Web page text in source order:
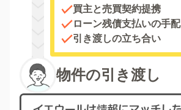
買主と売買契約提携
ローン残債支払いの手配
引き渡しの立ち合い
物件の引き渡し